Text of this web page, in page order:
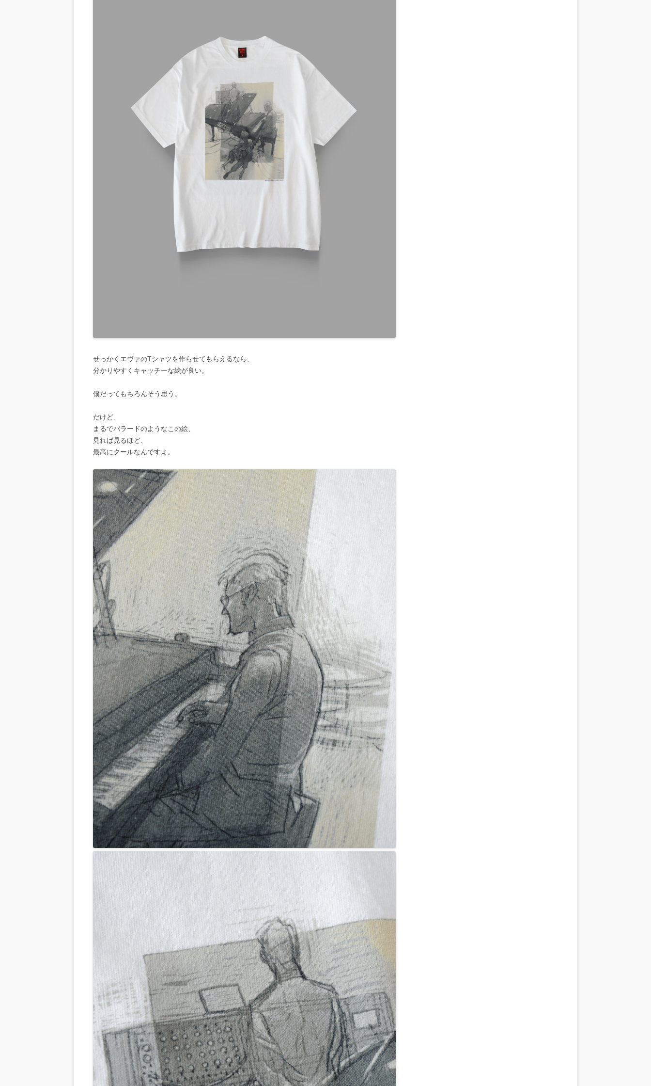
せっかくエヴァのTシャツを作らせてもらえるなら、
分かりやすくキャッチーな絵が良い。
僕だってもちろんそう思う。
だけど、
まるでバラードのようなこの絵、
見れば見るほど、
最高にクールなんですよ。